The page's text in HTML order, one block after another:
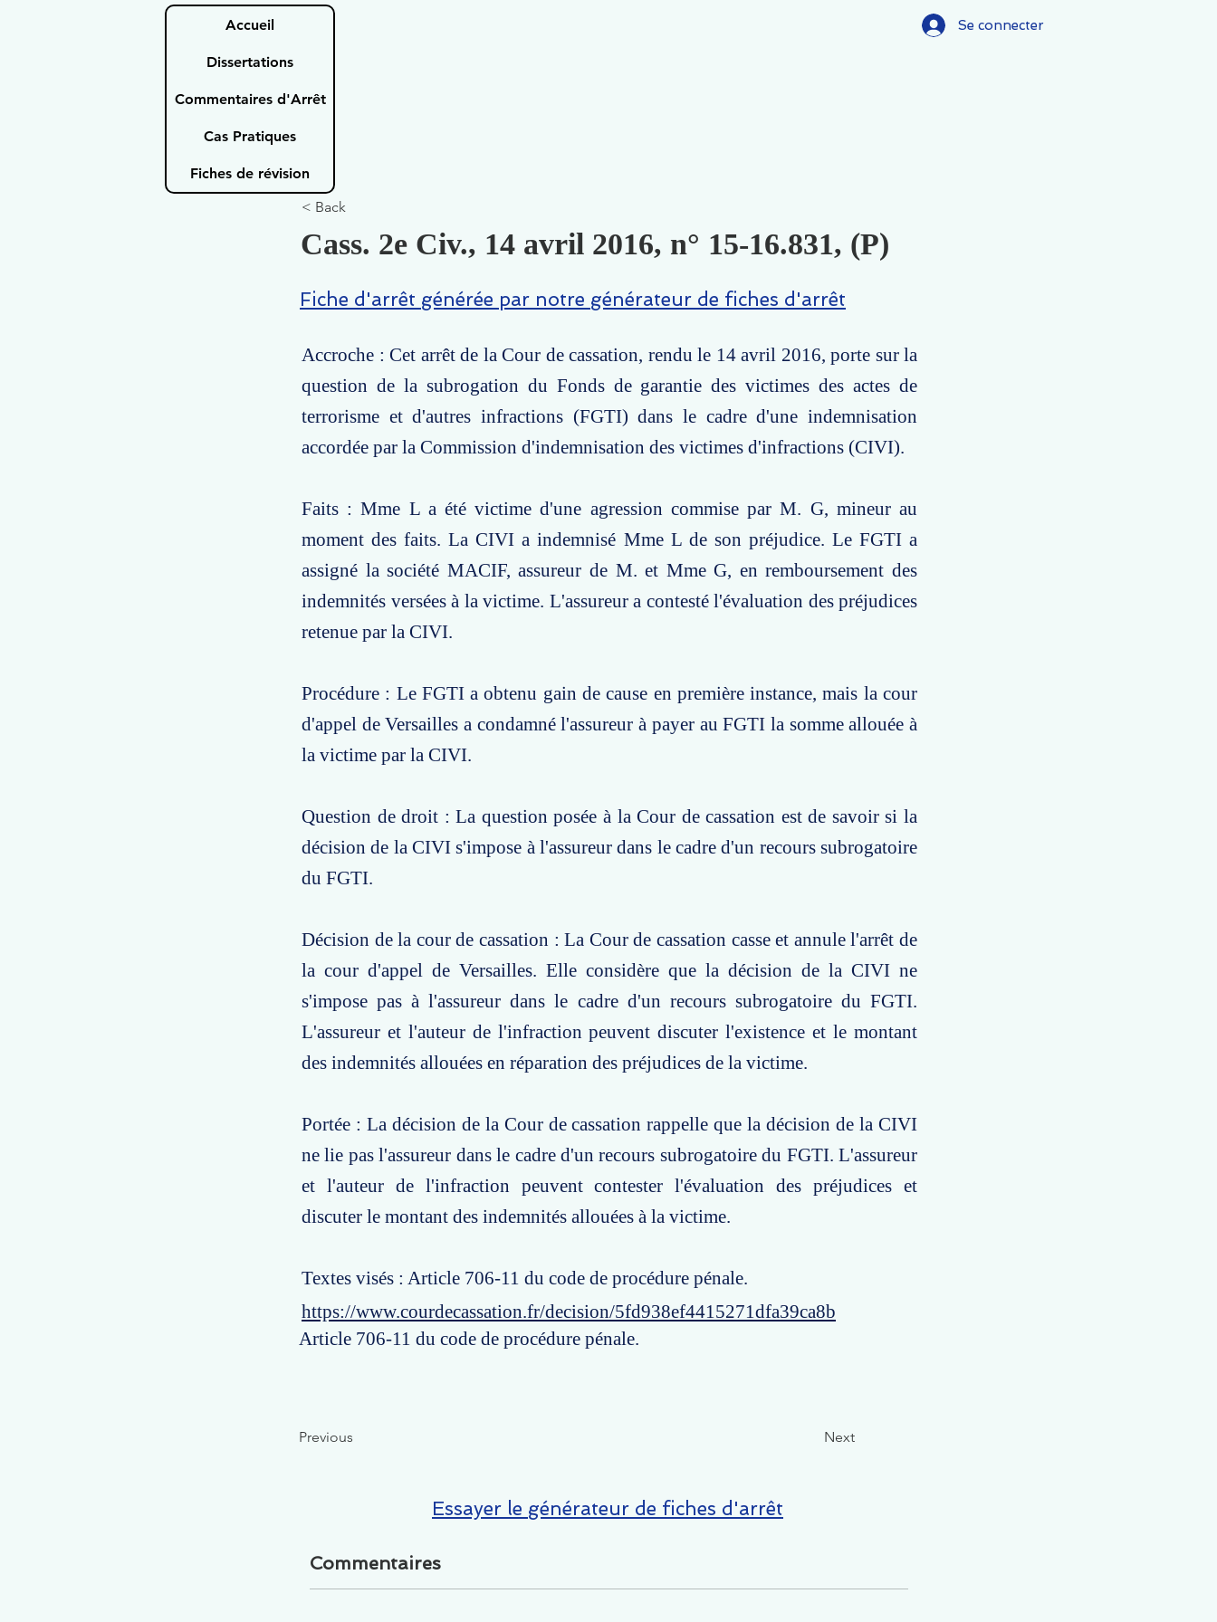
Accueil
Dissertations
Commentaires d'Arrêt
Cas Pratiques
Fiches de révision
Se connecter
< Back
Cass. 2e Civ., 14 avril 2016, n° 15-16.831, (P)
Fiche d'arrêt générée par notre générateur de fiches d'arrêt
Accroche : Cet arrêt de la Cour de cassation, rendu le 14 avril 2016, porte sur la
question de la subrogation du Fonds de garantie des victimes des actes de
terrorisme et d'autres infractions (FGTI) dans le cadre d'une indemnisation
accordée par la Commission d'indemnisation des victimes d'infractions (CIVI).
Faits : Mme L a été victime d'une agression commise par M. G, mineur au
moment des faits. La CIVI a indemnisé Mme L de son préjudice. Le FGTI a
assigné la société MACIF, assureur de M. et Mme G, en remboursement des
indemnités versées à la victime. L'assureur a contesté l'évaluation des préjudices
retenue par la CIVI.
Procédure : Le FGTI a obtenu gain de cause en première instance, mais la cour
d'appel de Versailles a condamné l'assureur à payer au FGTI la somme allouée à
la victime par la CIVI.
Question de droit : La question posée à la Cour de cassation est de savoir si la
décision de la CIVI s'impose à l'assureur dans le cadre d'un recours subrogatoire
du FGTI.
Décision de la cour de cassation : La Cour de cassation casse et annule l'arrêt de
la cour d'appel de Versailles. Elle considère que la décision de la CIVI ne
s'impose pas à l'assureur dans le cadre d'un recours subrogatoire du FGTI.
L'assureur et l'auteur de l'infraction peuvent discuter l'existence et le montant
des indemnités allouées en réparation des préjudices de la victime.
Portée : La décision de la Cour de cassation rappelle que la décision de la CIVI
ne lie pas l'assureur dans le cadre d'un recours subrogatoire du FGTI. L'assureur
et l'auteur de l'infraction peuvent contester l'évaluation des préjudices et
discuter le montant des indemnités allouées à la victime.
Textes visés : Article 706-11 du code de procédure pénale.
https://www.courdecassation.fr/decision/5fd938ef4415271dfa39ca8b
Article 706-11 du code de procédure pénale.
Previous Next
Essayer le générateur de fiches d'arrêt
Commentaires